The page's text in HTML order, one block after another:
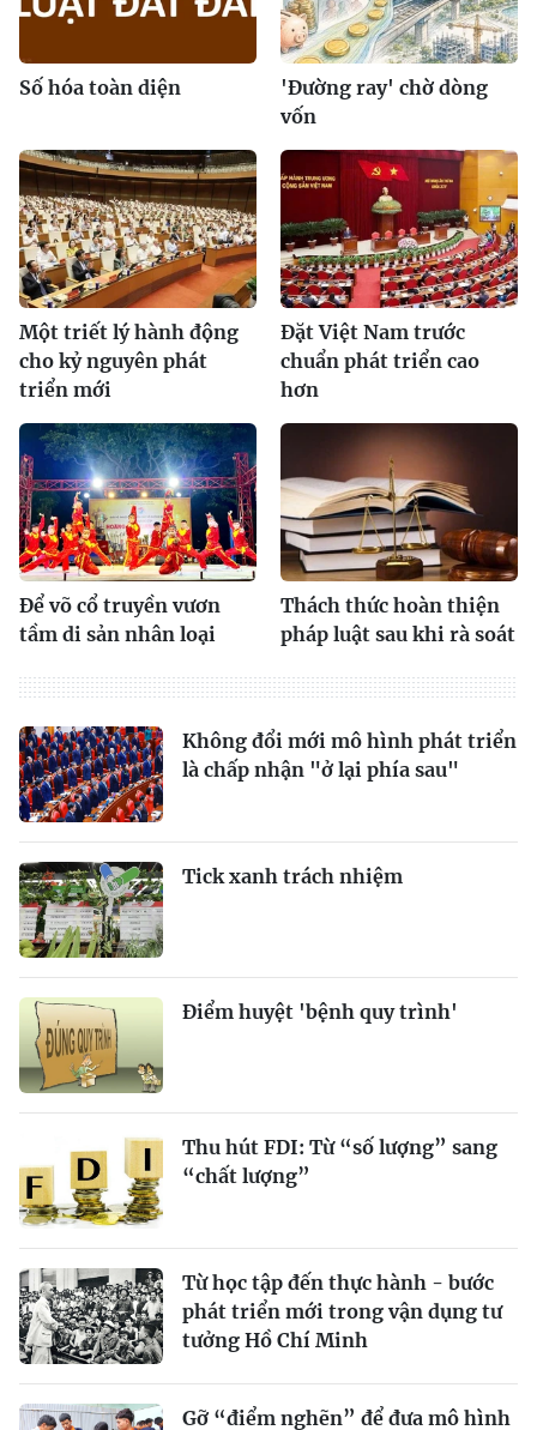
Số hóa toàn diện
'Đường ray' chờ dòng
vốn
Một triết lý hành động
cho kỷ nguyên phát
triển mới
Đặt Việt Nam trước
chuẩn phát triển cao
hơn
Để võ cổ truyền vươn
tầm di sản nhân loại
Thách thức hoàn thiện
pháp luật sau khi rà soát
Không đổi mới mô hình phát triển
là chấp nhận "ở lại phía sau"
Tick xanh trách nhiệm
Điểm huyệt 'bệnh quy trình'
Thu hút FDI: Từ “số lượng” sang
“chất lượng”
Từ học tập đến thực hành - bước
phát triển mới trong vận dụng tư
tưởng Hồ Chí Minh
Gỡ “điểm nghẽn” để đưa mô hình